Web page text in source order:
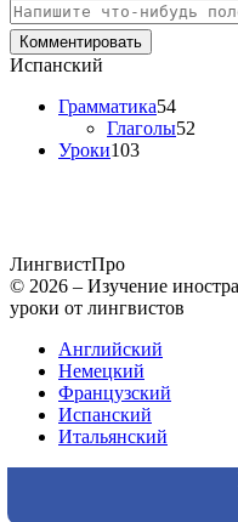
Испанский
Грамматика54
Глаголы52
Уроки103
ЛингвистПро
© 2026 – Изучение
уроки от лингвистов
Английский
Немецкий
Французский
Испанский
Итальянский